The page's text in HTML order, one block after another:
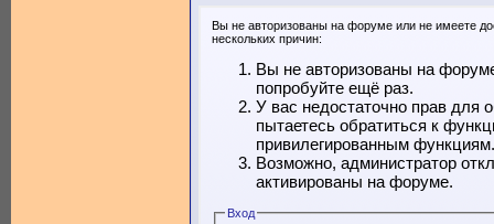
Вы не авторизованы на форуме или не имеете
нескольких причин:
Вы не авторизованы на
попробуйте ещё раз.
У вас недостаточно прав для
пытаетесь обратиться к
привилегированным функциям.
Возможно, администратор
активированы на форуме.
Вход